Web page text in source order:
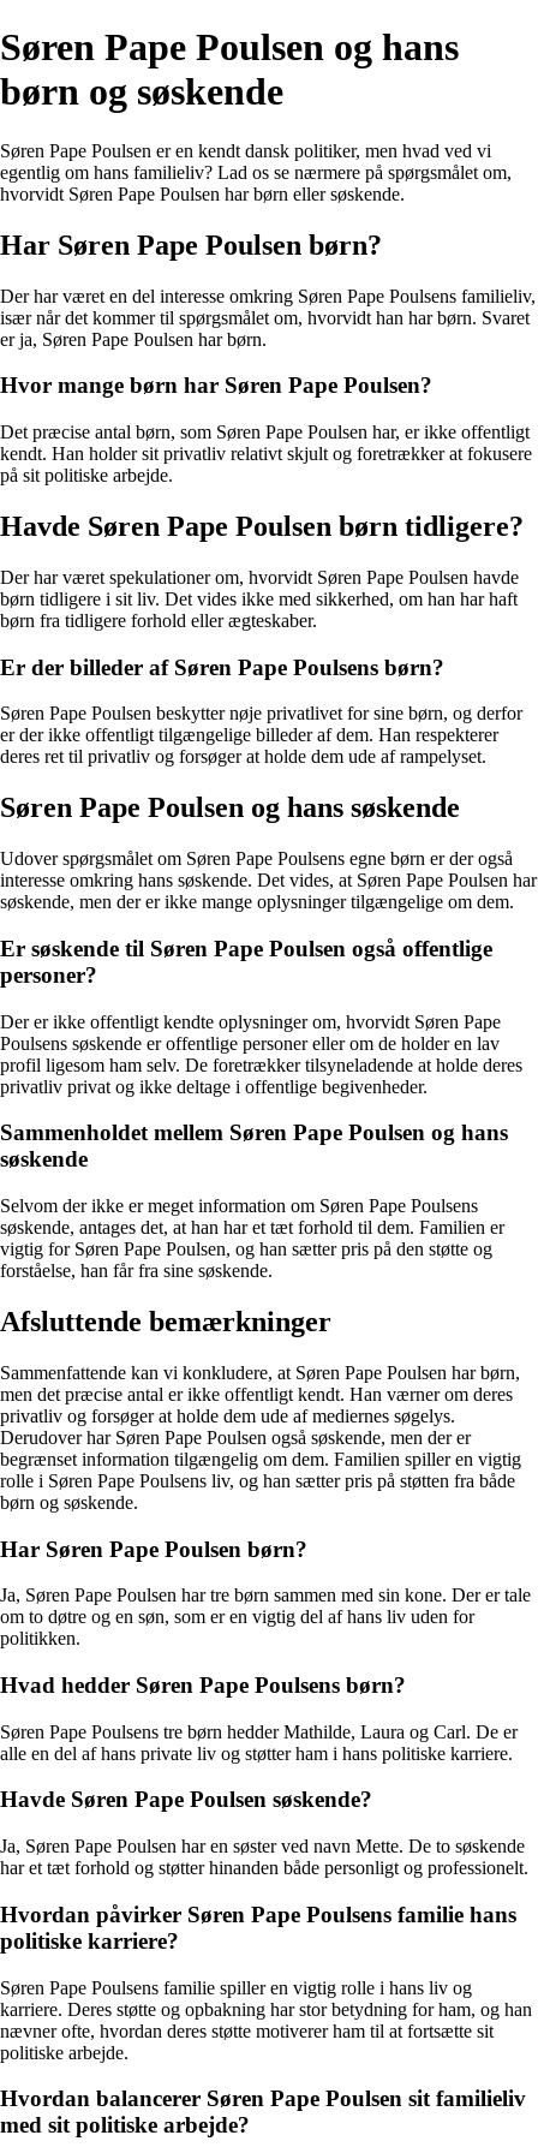
Søren Pape Poulsen og hans
børn og søskende
Søren Pape Poulsen er en kendt dansk politiker, men hvad ved vi
egentlig om hans familieliv? Lad os se nærmere på spørgsmålet om,
hvorvidt Søren Pape Poulsen har børn eller søskende.
Har Søren Pape Poulsen børn?
Der har været en del interesse omkring Søren Pape Poulsens familieliv,
især når det kommer til spørgsmålet om, hvorvidt han har børn. Svaret
er ja, Søren Pape Poulsen har børn.
Hvor mange børn har Søren Pape Poulsen?
Det præcise antal børn, som Søren Pape Poulsen har, er ikke offentligt
kendt. Han holder sit privatliv relativt skjult og foretrækker at fokusere
på sit politiske arbejde.
Havde Søren Pape Poulsen børn tidligere?
Der har været spekulationer om, hvorvidt Søren Pape Poulsen havde
børn tidligere i sit liv. Det vides ikke med sikkerhed, om han har haft
børn fra tidligere forhold eller ægteskaber.
Er der billeder af Søren Pape Poulsens børn?
Søren Pape Poulsen beskytter nøje privatlivet for sine børn, og derfor
er der ikke offentligt tilgængelige billeder af dem. Han respekterer
deres ret til privatliv og forsøger at holde dem ude af rampelyset.
Søren Pape Poulsen og hans søskende
Udover spørgsmålet om Søren Pape Poulsens egne børn er der også
interesse omkring hans søskende. Det vides, at Søren Pape Poulsen har
søskende, men der er ikke mange oplysninger tilgængelige om dem.
Er søskende til Søren Pape Poulsen også offentlige
personer?
Der er ikke offentligt kendte oplysninger om, hvorvidt Søren Pape
Poulsens søskende er offentlige personer eller om de holder en lav
profil ligesom ham selv. De foretrækker tilsyneladende at holde deres
privatliv privat og ikke deltage i offentlige begivenheder.
Sammenholdet mellem Søren Pape Poulsen og hans
søskende
Selvom der ikke er meget information om Søren Pape Poulsens
søskende, antages det, at han har et tæt forhold til dem. Familien er
vigtig for Søren Pape Poulsen, og han sætter pris på den støtte og
forståelse, han får fra sine søskende.
Afsluttende bemærkninger
Sammenfattende kan vi konkludere, at Søren Pape Poulsen har børn,
men det præcise antal er ikke offentligt kendt. Han værner om deres
privatliv og forsøger at holde dem ude af mediernes søgelys.
Derudover har Søren Pape Poulsen også søskende, men der er
begrænset information tilgængelig om dem. Familien spiller en vigtig
rolle i Søren Pape Poulsens liv, og han sætter pris på støtten fra både
børn og søskende.
Har Søren Pape Poulsen børn?
Ja, Søren Pape Poulsen har tre børn sammen med sin kone. Der er tale
om to døtre og en søn, som er en vigtig del af hans liv uden for
politikken.
Hvad hedder Søren Pape Poulsens børn?
Søren Pape Poulsens tre børn hedder Mathilde, Laura og Carl. De er
alle en del af hans private liv og støtter ham i hans politiske karriere.
Havde Søren Pape Poulsen søskende?
Ja, Søren Pape Poulsen har en søster ved navn Mette. De to søskende
har et tæt forhold og støtter hinanden både personligt og professionelt.
Hvordan påvirker Søren Pape Poulsens familie hans
politiske karriere?
Søren Pape Poulsens familie spiller en vigtig rolle i hans liv og
karriere. Deres støtte og opbakning har stor betydning for ham, og han
nævner ofte, hvordan deres støtte motiverer ham til at fortsætte sit
politiske arbejde.
Hvordan balancerer Søren Pape Poulsen sit familieliv
med sit politiske arbejde?